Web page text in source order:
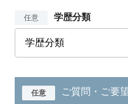
任意 学歴分類
任意 ご質問・ご要